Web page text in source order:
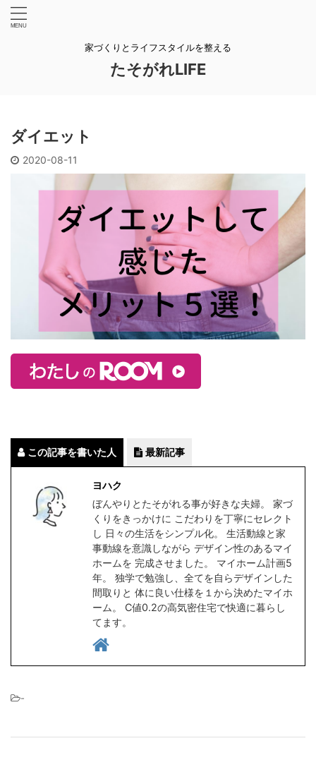
家づくりとライフスタイルを整える
たそがれLIFE
ダイエット
2020-08-11
この記事を書いた人 最新記事
ヨハク
ぼんやりとたそがれる事が好きな夫婦。 家づ
くりをきっかけに こだわりを丁寧にセレクト
し 日々の生活をシンプル化。 生活動線と家
事動線を意識しながら デザイン性のあるマイ
ホームを 完成させました。 マイホーム計画5
年。 独学で勉強し、全てを自らデザインした
間取りと 体に良い仕様を１から決めたマイホ
ーム。 C値0.2の高気密住宅で快適に暮らし
てます。
-